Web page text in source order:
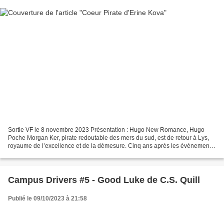
Sortie VF le 8 novembre 2023 Présentation : Hugo New Romance, Hugo
Poche Morgan Ker, pirate redoutable des mers du sud, est de retour à Lys,
royaume de l’excellence et de la démesure. Cinq ans après les évènements
Campus Drivers #5 - Good Luke de C.S. Quill
Publié le 09/10/2023 à 21:58